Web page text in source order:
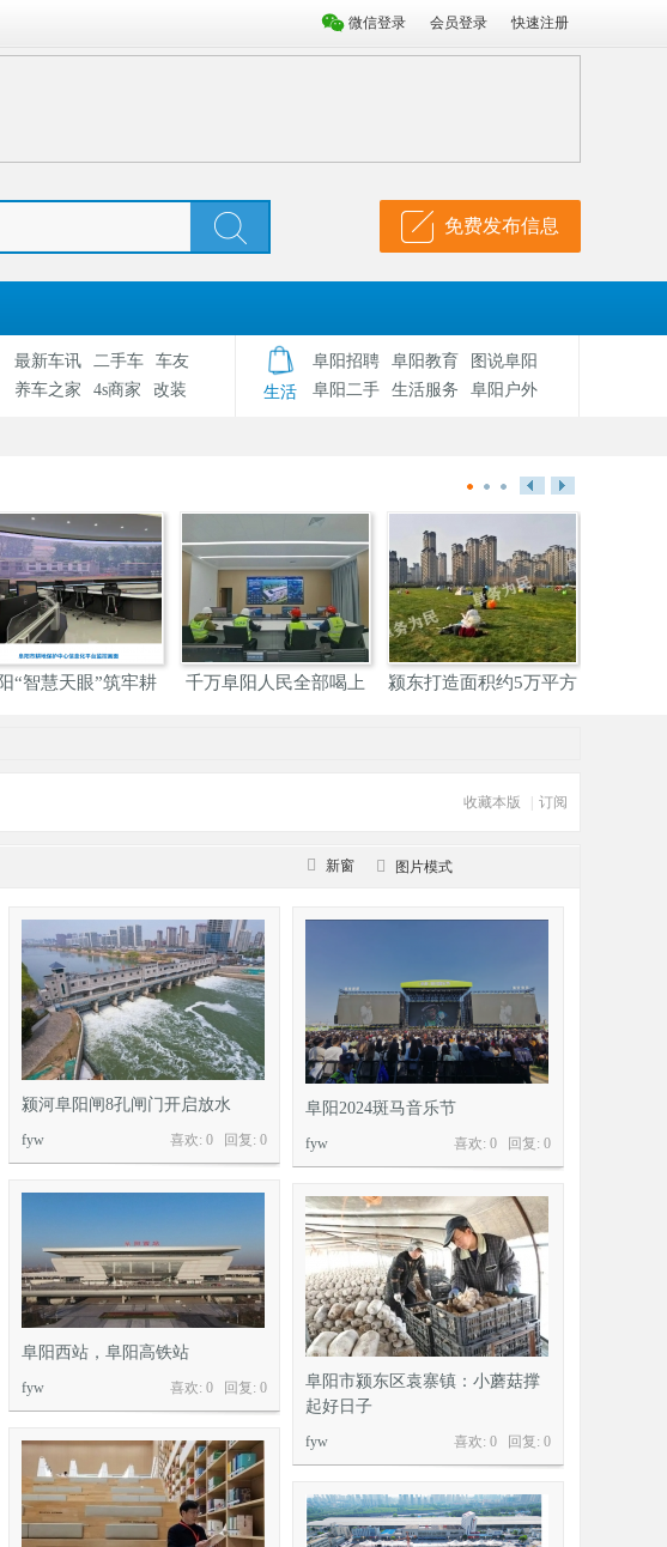
微信登录 会员登录 快速注册
免费发布信息
最新车讯 二手车
车友
养车之家
4s商家 改装 生活
阜阳招聘 阜阳教育
图说阜阳
阜阳二手
生活服务 阜阳户外
阜阳“夜游双清湾”荣登
皇氏乳业：让阜阳人
关于2025年度阜阳市市
收藏本版 订阅
新窗 图片模式
颍河阜阳闸8孔闸门开启放水
喜欢: 0 回复: 0
fyw
阜阳2024斑马音乐节
喜欢: 0 回复: 0
fyw
阜阳西站，阜阳高铁站
喜欢: 0 回复: 0
fyw
阜阳市颍东区袁寨镇：小蘑菇撑
起好日子
喜欢: 0 回复: 0
fyw